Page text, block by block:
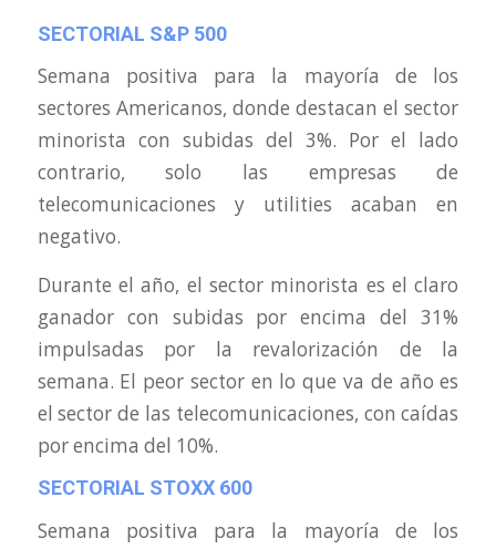
SECTORIAL S&P 500
Semana positiva para la mayoría de los
sectores Americanos, donde destacan el sector
minorista con subidas del 3%. Por el lado
contrario, solo las empresas de
telecomunicaciones y utilities acaban en
negativo.
Durante el año, el sector minorista es el claro
ganador con subidas por encima del 31%
impulsadas por la revalorización de la
semana. El peor sector en lo que va de año es
el sector de las telecomunicaciones, con caídas
por encima del 10%.
SECTORIAL STOXX 600
Semana positiva para la mayoría de los